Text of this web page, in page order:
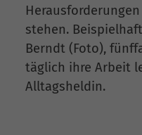
stehen.
Berndt (Foto),
täglich ihre Arbeit
Alltagsheldin.